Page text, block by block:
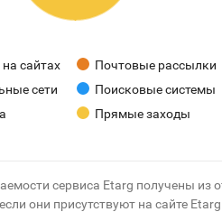
сайтах
Почтовые рассылки
сети
Поисковые системы
Прямые заходы
сервиса Etarg получены из
они присутствуют на сайте